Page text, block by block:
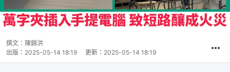
撰文： 陳錦洪
出版： 2025-05-14 18:19 更新： 2025-05-14 18:19